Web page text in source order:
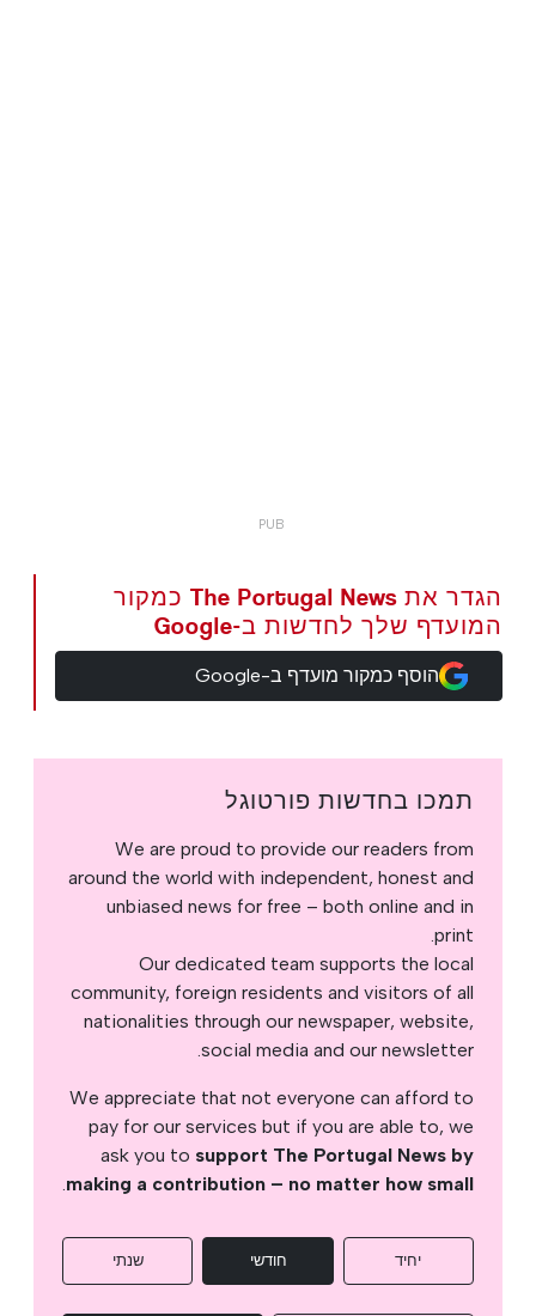
הגדר את The Portugal News כמקור
המועדף שלך לחדשות ב-Google
הוסף כמקור מועדף ב-Google
תמכו בחדשות פורטוגל
We are proud to provide our readers from
around the world with independent, honest and
unbiased news for free – both online and in
print.
Our dedicated team supports the local
community, foreign residents and visitors of all
nationalities through our newspaper, website,
social media and our newsletter.
We appreciate that not everyone can afford to
pay for our services but if you are able to, we
ask you to support The Portugal News by
making a contribution – no matter how small
.
יחיד חודשי שנתי